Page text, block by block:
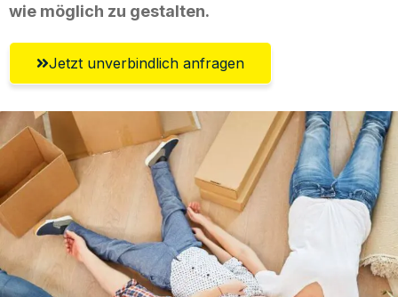
wie möglich zu gestalten.
Jetzt unverbindlich anfragen